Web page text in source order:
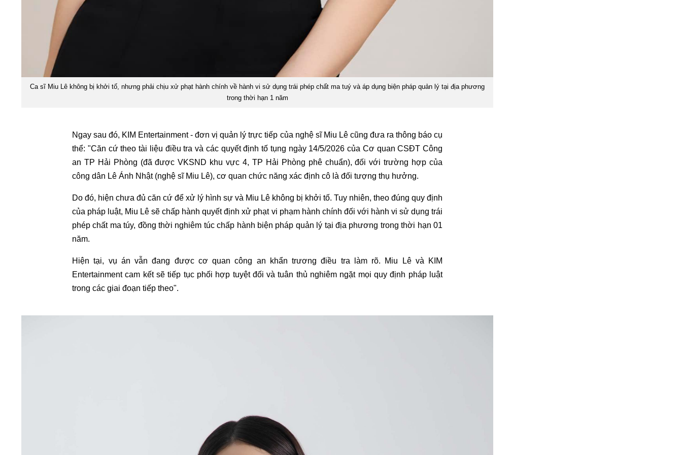
Ca sĩ Miu Lê không bị khởi tố, nhưng phải chịu xử phạt hành chính về hành vi sử dụng trái phép chất ma tuý và áp dụng biện pháp quản lý tại địa phương
trong thời hạn 1 năm
Ngay sau đó, KIM Entertainment - đơn vị quản lý trực tiếp của nghệ sĩ Miu Lê cũng đưa ra thông báo cụ
thể: "Căn cứ theo tài liệu điều tra và các quyết định tố tụng ngày 14/5/2026 của Cơ quan CSĐT Công
an TP Hải Phòng (đã được VKSND khu vực 4, TP Hải Phòng phê chuẩn), đối với trường hợp của
công dân Lê Ánh Nhật (nghệ sĩ Miu Lê), cơ quan chức năng xác định cô là đối tượng thụ hưởng.
Do đó, hiện chưa đủ căn cứ để xử lý hình sự và Miu Lê không bị khởi tố. Tuy nhiên, theo đúng quy định
của pháp luật, Miu Lê sẽ chấp hành quyết định xử phạt vi phạm hành chính đối với hành vi sử dụng trái
phép chất ma túy, đồng thời nghiêm túc chấp hành biện pháp quản lý tại địa phương trong thời hạn 01
năm.
Hiện tại, vụ án vẫn đang được cơ quan công an khẩn trương điều tra làm rõ. Miu Lê và KIM
Entertainment cam kết sẽ tiếp tục phối hợp tuyệt đối và tuân thủ nghiêm ngặt mọi quy định pháp luật
trong các giai đoạn tiếp theo".